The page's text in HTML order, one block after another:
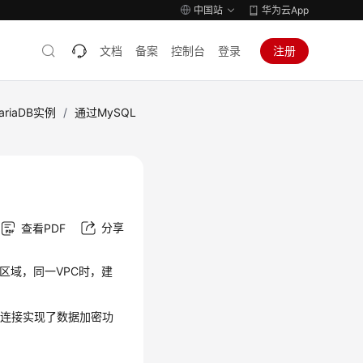
中国站 华为云App
文档 备案 控制台 登录 注册
实例 / 通过MySQL
查看PDF 分享
域，同一VPC时，建
接实现了数据加密功